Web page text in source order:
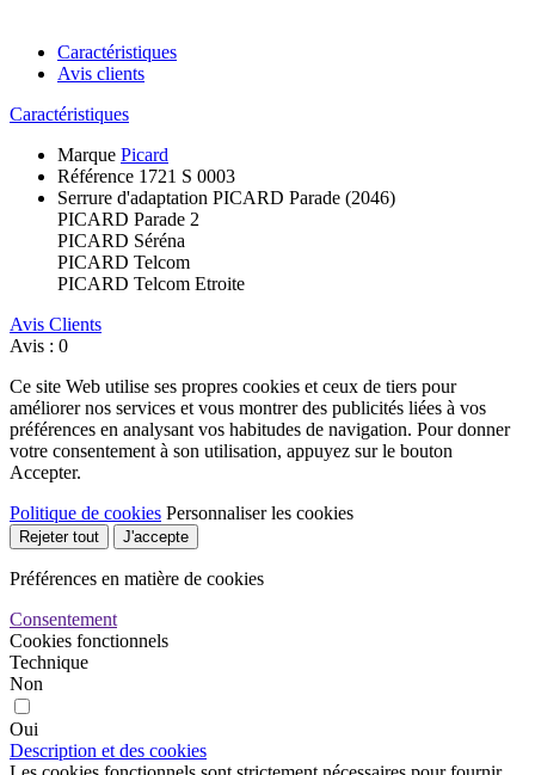
Caractéristiques
Avis clients
Caractéristiques
Marque Picard
Référence 1721 S 0003
Serrure d'adaptation PICARD Parade (2046)
PICARD Parade 2
PICARD Séréna
PICARD Telcom
PICARD Telcom Etroite
Avis Clients
Avis : 0
Ce site Web utilise ses propres cookies et ceux de tiers pour
améliorer nos services et vous montrer des publicités liées à vos
préférences en analysant vos habitudes de navigation. Pour donner
votre consentement à son utilisation, appuyez sur le bouton
Accepter.
Politique de cookies Personnaliser les cookies
Rejeter tout J'accepte
Préférences en matière de cookies
Consentement
Cookies fonctionnels
Technique
Non
Oui
Description et des cookies